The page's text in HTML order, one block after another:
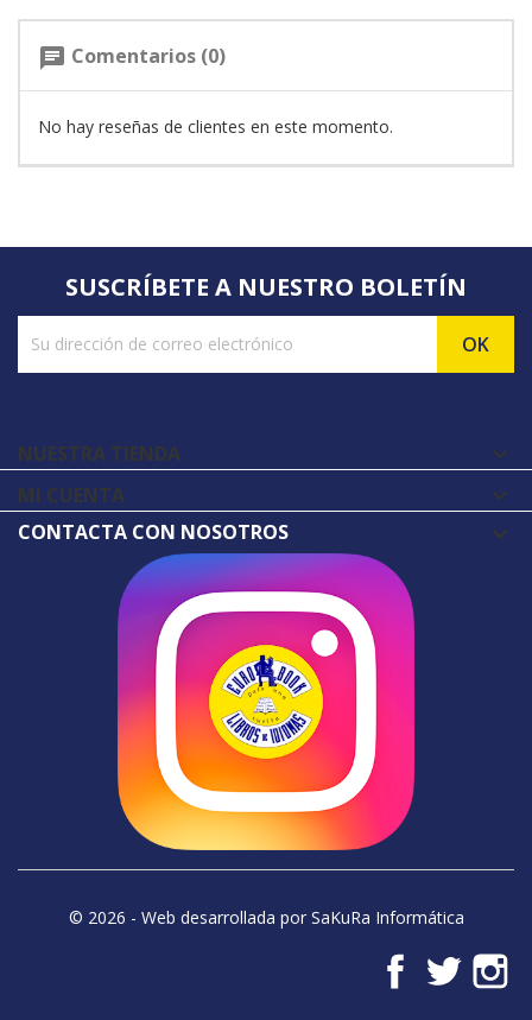
chat Comentarios (0)
No hay reseñas de clientes en este momento.
SUSCRÍBETE A NUESTRO BOLETÍN
NUESTRA TIENDA 
MI CUENTA 
CONTACTA CON NOSOTROS
© 2026 - Web desarrollada por SaKuRa Informática